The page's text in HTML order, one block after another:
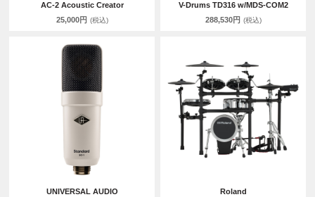
AC-2 Acoustic Creator
25,000円 (税込)
V-Drums TD316 w/MDS-COM2
288,530円 (税込)
UNIVERSAL AUDIO
Roland